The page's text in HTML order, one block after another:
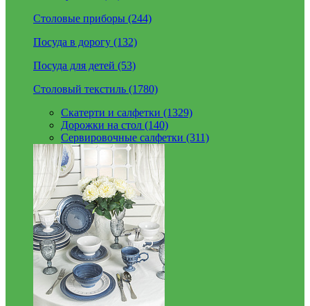
Столовые приборы (244)
Посуда в дорогу (132)
Посуда для детей (53)
Столовый текстиль (1780)
Скатерти и салфетки (1329)
Дорожки на стол (140)
Сервировочные салфетки (311)